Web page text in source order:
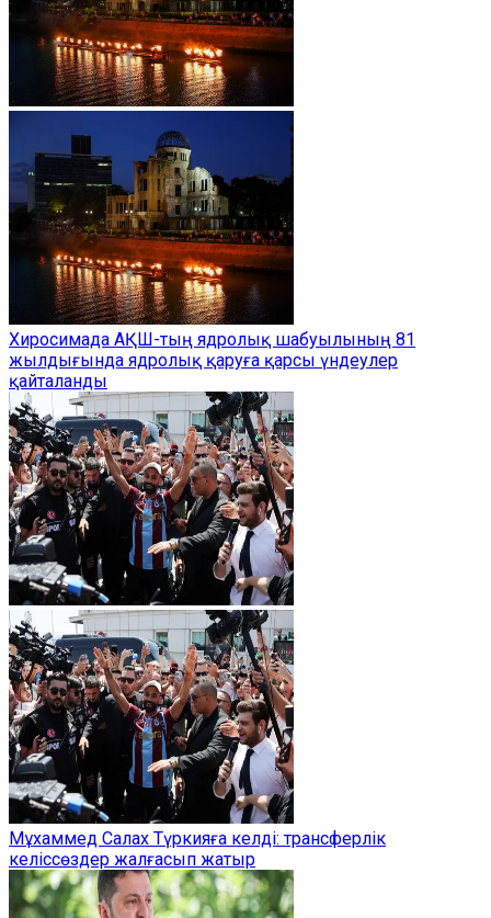
Хиросимада АҚШ-тың ядролық шабуылының 81
жылдығында ядролық қаруға қарсы үндеулер
қайталанды
Мұхаммед Салах Түркияға келді: трансферлік
келіссөздер жалғасып жатыр